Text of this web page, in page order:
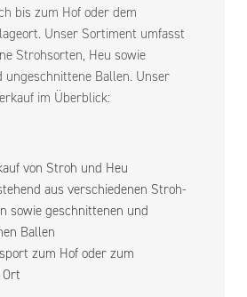
bis zum Hof oder dem
Unser Sortiment umfasst
Strohsorten, Heu sowie
ungeschnittene Ballen. Unser
im Überblick:
von Stroh und Heu
aus verschiedenen Stroh-
sowie geschnittenen und
Ballen
zum Hof oder zum